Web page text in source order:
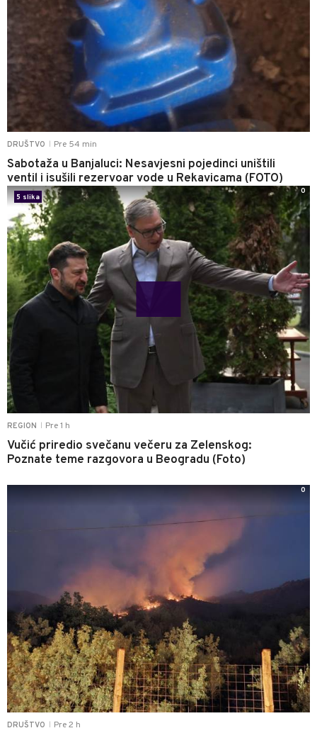
DRUŠTVO Pre 54 min
Sabotaža u Banjaluci: Nesavjesni pojedinci uništili
ventil i isušili rezervoar vode u Rekavicama (FOTO)
REGION Pre 1 h
Vučić priredio svečanu večeru za Zelenskog:
Poznate teme razgovora u Beogradu (Foto)
5 slika
0
DRUŠTVO Pre 2 h
0